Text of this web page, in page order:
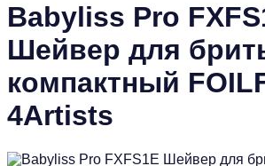
Babyliss Pro
Шейвер для
компактный
4Artists